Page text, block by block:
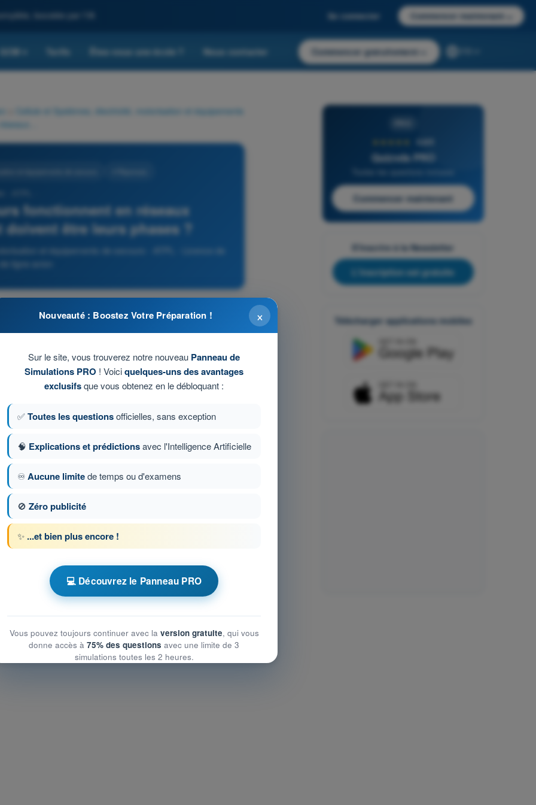
boostée par l'IA Se connecter Commencer maintenant
QCM Tarifs Êtes-vous une école ? Nous contacter Commencer gratuitement
Cellule et Systèmes, électricité, motorisation et équipements
fonctionnent en réseaux
être leurs phases ?
et équipements de secours - ATPL - Licence de
ligne avion
294 sur 1080 Question suivante
ATPL - Licence de pilote de ligne
motorisation et équipements de secours
motorisation et équipements de secours
motorisation et équipements de secours
4,6/5
Quizvds PRO
Commencer maintenant
S'inscrire à la Newsletter
L'inscription est gratuite
Télécharger applications mobiles
×
Nouveauté : Boostez Votre Préparation !
Sur le site, vous trouverez notre nouveau Panneau de
Simulations PRO ! Voiciquelques-uns des avantages
exclusifsque vous obtenez en le débloquant :
✅Toutes les questionsofficielles, sans exception
🧠 Explications et prédictionsavec l'Intelligence Artificielle
♾️Aucune limitede temps ou d'examens
🚫 Zéro publicité
✨ ...et bien plus encore !
💻 Découvrez le Panneau PRO
Vous pouvez toujours continuer avec la version gratuite, qui vous
donne accès à 75% des questions avec une limite de 3
simulations toutes les 2 heures.